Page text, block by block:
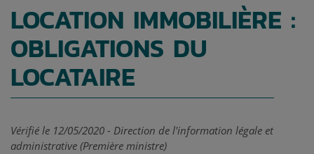
LOCATION IMMOBILIÈRE :
OBLIGATIONS DU
LOCATAIRE
Vérifié le 12/05/2020 - Direction de l'information légale et
administrative (Première ministre)